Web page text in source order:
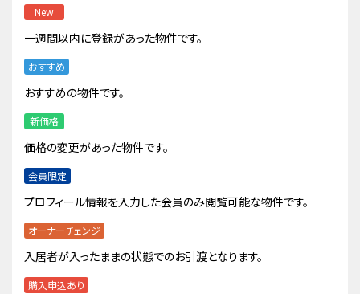
New
一週間以内に登録があった物件です。
おすすめ
おすすめの物件です。
新価格
価格の変更があった物件です。
会員限定
プロフィール情報を入力した会員のみ閲覧可能な物件です。
オーナーチェンジ
入居者が入ったままの状態でのお引渡となります。
購入申込あり